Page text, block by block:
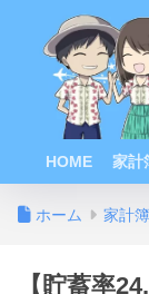
HOME 家計
ホーム 家計簿
【貯蓄率